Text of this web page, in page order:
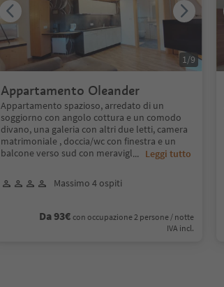
Appartamento Oleander
Appartamento spazioso, arredato di un
soggiorno con angolo cottura e un comodo
divano, una galeria con altri due letti, camera
matrimoniale , doccia/wc con finestra e un
balcone verso sud con meravigl... Leggi tutto
Massimo 4 ospiti
Da 93€ con occupazione 2 persone / notte
IVA incl.
1/9